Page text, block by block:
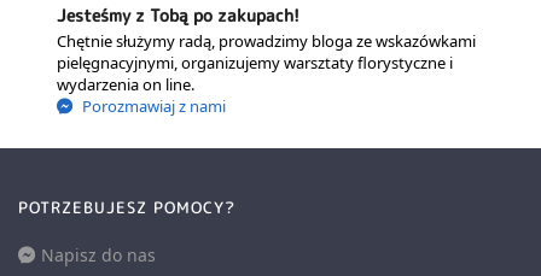
Jesteśmy z Tobą po zakupach!
Chętnie służymy radą, prowadzimy bloga ze wskazówkami
pielęgnacyjnymi, organizujemy warsztaty florystyczne i
wydarzenia on line.
Porozmawiaj z nami
POTRZEBUJESZ POMOCY?
Napisz do nas